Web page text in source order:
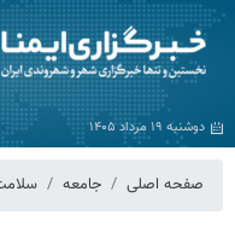
دوشنبه ۱۹ مرداد ۱۴۰۵
صفحه اصلی جامعه